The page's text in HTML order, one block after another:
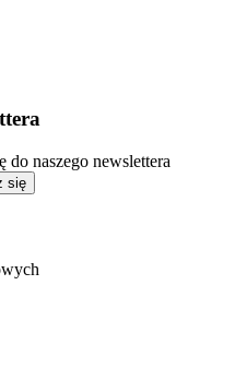
do naszego newslettera
się